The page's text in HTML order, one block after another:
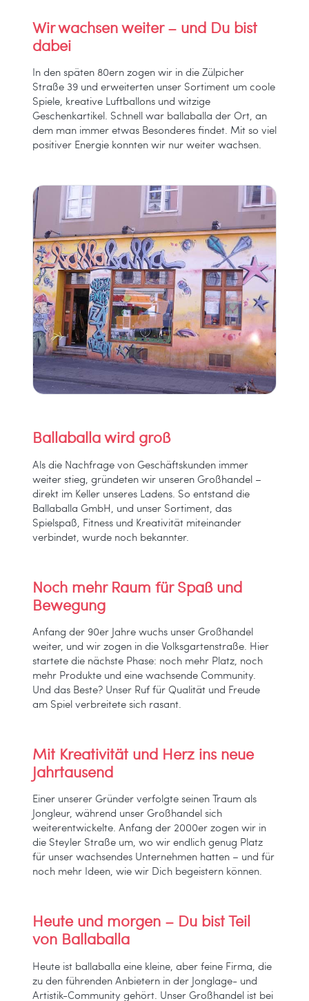
Wir wachsen weiter – und Du bist
dabei
In den späten 80ern zogen wir in die Zülpicher
Straße 39 und erweiterten unser Sortiment um coole
Spiele, kreative Luftballons und witzige
Geschenkartikel. Schnell war ballaballa der Ort, an
dem man immer etwas Besonderes findet. Mit so viel
positiver Energie konnten wir nur weiter wachsen.
Ballaballa wird groß
Als die Nachfrage von Geschäftskunden immer
weiter stieg, gründeten wir unseren Großhandel –
direkt im Keller unseres Ladens. So entstand die
Ballaballa GmbH, und unser Sortiment, das
Spielspaß, Fitness und Kreativität miteinander
verbindet, wurde noch bekannter.
Noch mehr Raum für Spaß und
Bewegung
Anfang der 90er Jahre wuchs unser Großhandel
weiter, und wir zogen in die Volksgartenstraße. Hier
startete die nächste Phase: noch mehr Platz, noch
mehr Produkte und eine wachsende Community.
Und das Beste? Unser Ruf für Qualität und Freude
am Spiel verbreitete sich rasant.
Mit Kreativität und Herz ins neue
Jahrtausend
Einer unserer Gründer verfolgte seinen Traum als
Jongleur, während unser Großhandel sich
weiterentwickelte. Anfang der 2000er zogen wir in
die Steyler Straße um, wo wir endlich genug Platz
für unser wachsendes Unternehmen hatten – und für
noch mehr Ideen, wie wir Dich begeistern können.
Heute und morgen – Du bist Teil
von Ballaballa
Heute ist ballaballa eine kleine, aber feine Firma, die
zu den führenden Anbietern in der Jonglage- und
Artistik-Community gehört. Unser Großhandel ist bei